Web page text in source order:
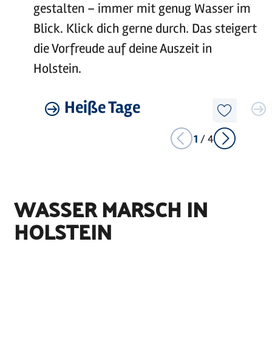
gestalten – immer mit genug Wasser im
Blick. Klick dich gerne durch. Das steigert
die Vorfreude auf deine Auszeit in
Holstein.
Diesen
Artikel
merken
Heiße Tage
Mehr
erfahren
Mehr
1 /4
WASSER MARSCH IN
HOLSTEIN